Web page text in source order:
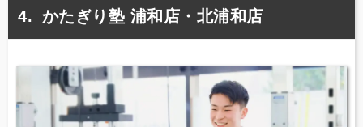
かたぎり塾 浦和店・北浦和店